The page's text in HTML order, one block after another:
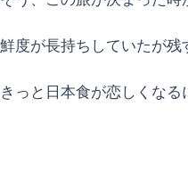
鮮度が長持ちしていたが
きっと日本食が恋しくなる